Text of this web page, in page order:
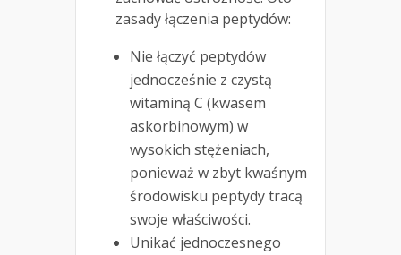
zasady łączenia peptydów:
Nie łączyć peptydów
jednocześnie z czystą
witaminą C (kwasem
askorbinowym) w
wysokich stężeniach,
ponieważ w zbyt kwaśnym
środowisku peptydy tracą
swoje właściwości.
Unikać jednoczesnego